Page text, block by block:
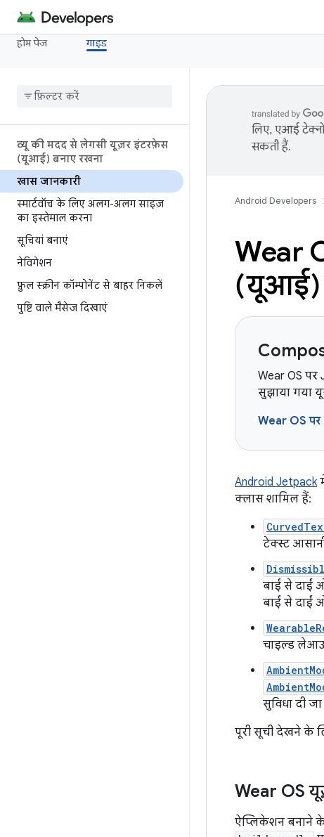
होम पेज गाइड
व्यू की मदद से लेगसी यूज़र इंटरफ़ेस
(यूआई) बनाए रखना
खास जानकारी
स्मार्टवॉच के लिए अलग-अलग साइज़
का इस्तेमाल करना
सूचियां बनाएं
नेविगेशन
फ़ुल स्क्रीन कॉम्पोनेंट से बाहर निकलें
पुष्टि वाले मैसेज दिखाएं
लिए, एआई
सकती हैं.
Android Developers
Wear
(यूआई)
Wear OS
सुझाया गया
Wear OS
Android Jetpack
क्लास शामिल हैं:
टेक्स्ट
बाईं से दाईं
बाईं से दाईं
चाइल्ड
सुविधा दी
पूरी सूची देखने के
Wear OS
ऐप्लिकेशन बनाने